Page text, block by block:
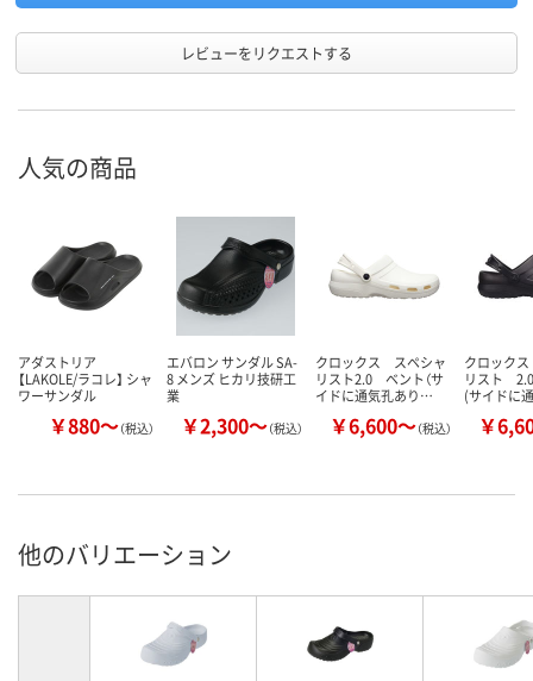
レビューをリクエストする
人気の商品
アダストリア
【LAKOLE/ラコレ】 シャ
ワーサンダル
￥880～（税込）
エバロン サンダル SA-
8 メンズ ヒカリ技研工
業
￥2,300～（税込）
クロックス スペシャ
リスト2.0 ベント（サ
イドに通気孔あり…
￥6,600～（税込）
クロック
リスト
(サイドに
￥
他のバリエーション